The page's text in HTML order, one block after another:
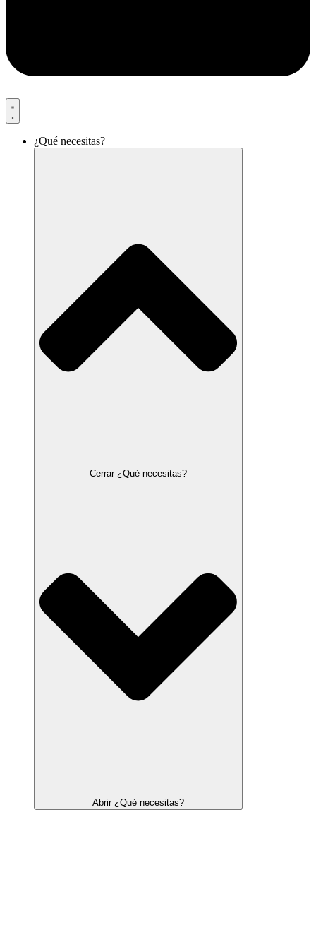
¿Qué necesitas?
Cerrar ¿Qué necesitas?
Abrir ¿Qué necesitas?